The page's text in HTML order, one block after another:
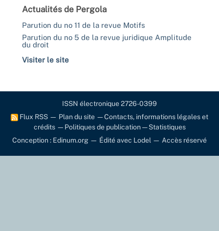
Actualités de Pergola
Parution du no 11 de la revue Motifs
Parution du no 5 de la revue juridique Amplitude
du droit
Visiter le site
ISSN électronique 2726-0399
Flux RSS — Plan du site —Contacts, informations légales et
crédits— Politiques de publication—Statistiques
Conception : Edinum.org — Édité avec Lodel — Accès réservé